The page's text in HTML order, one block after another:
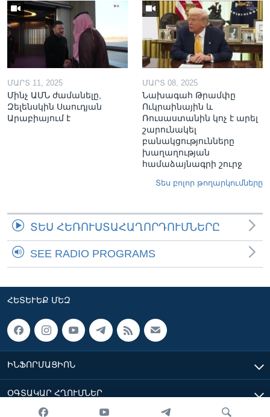
ՄԱՐՏ 11, 2025
Մինչ ԱՄՆ ժամանելը,
Զելենսկին Սաուդյան
Արաբիայում է
ՄԱՐՏ 08, 2025
Նախագահ Թրամփը
Ուկրաինային և
Ռուսաստանին կոչ է արել
շարունակել
բանակցությունները
խաղաղության
համաձայնագրի շուրջ
Տես բոլոր թողարկումները
ՏԵՍ ՀԵՌՈՒՍՏԱՀԱՂՈՐԴՈՒՄՆԵՐԸ
SEE RADIO PROGRAMS
ՀԵՏԵՒԵՔ ՄԵԶ
ԻՆՖՈՐՄԱՑԻՈՆ
ՕԳՏԱԿԱՐ ՀՂՈՒՄՆԵՐ